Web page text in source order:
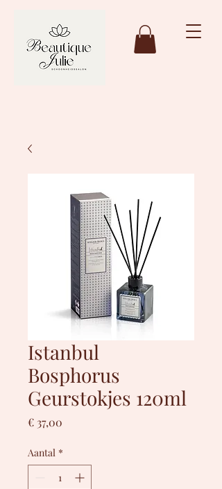
Istanbul
Bosphorus
Geurstokjes 120ml
€ 37,00
Aantal *